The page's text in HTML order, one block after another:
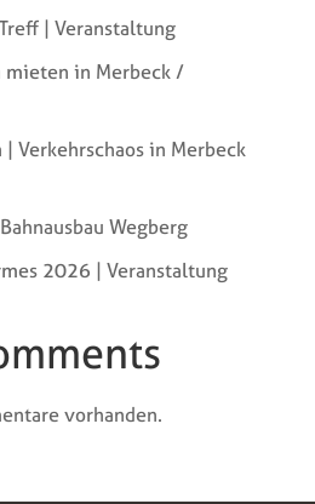
| Veranstaltung
mieten in Merbeck /
Verkehrschaos in Merbeck
Wegberg
2026 | Veranstaltung
vorhanden.